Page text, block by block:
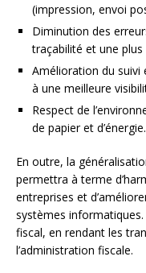
(impression, envoi
Diminution des
traçabilité et une
Amélioration du suivi
à une meilleure
Respect de
de papier et d’énergie.
En outre, la
permettra à terme
entreprises et
systèmes
fiscal, en rendant les
l’administration fiscale.